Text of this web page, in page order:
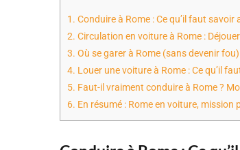
1. Conduire à Rome : Ce qu’il faut
2. Circulation en voiture à Rome :
3. Où se garer à Rome (sans devenir fou)
4. Louer une voiture à Rome : Ce qu’il
5. Faut-il vraiment conduire à Rome ?
6. En résumé : Rome en voiture, mission